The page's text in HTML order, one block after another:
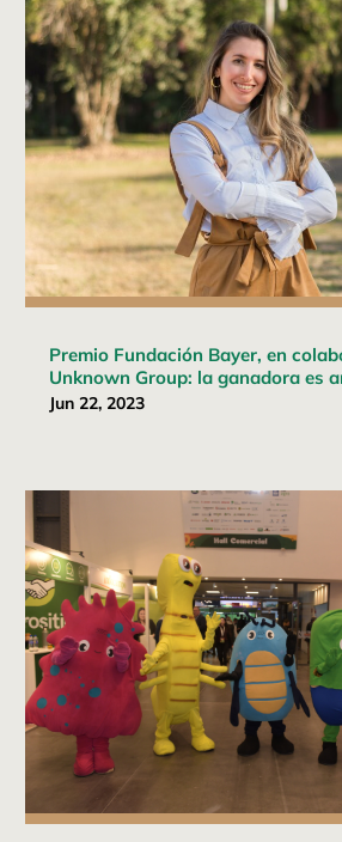
Premio Fundación Bayer, en
Unknown Group: la ganadora es
Jun 22, 2023